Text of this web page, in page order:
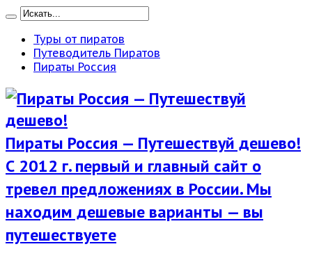
Туры от пиратов
Путеводитель Пиратов
Пираты Россия
Пираты Россия — Путешествуй дешево!
С 2012 г. первый и главный сайт о
тревел предложениях в России. Мы
находим дешевые варианты — вы
путешествуете